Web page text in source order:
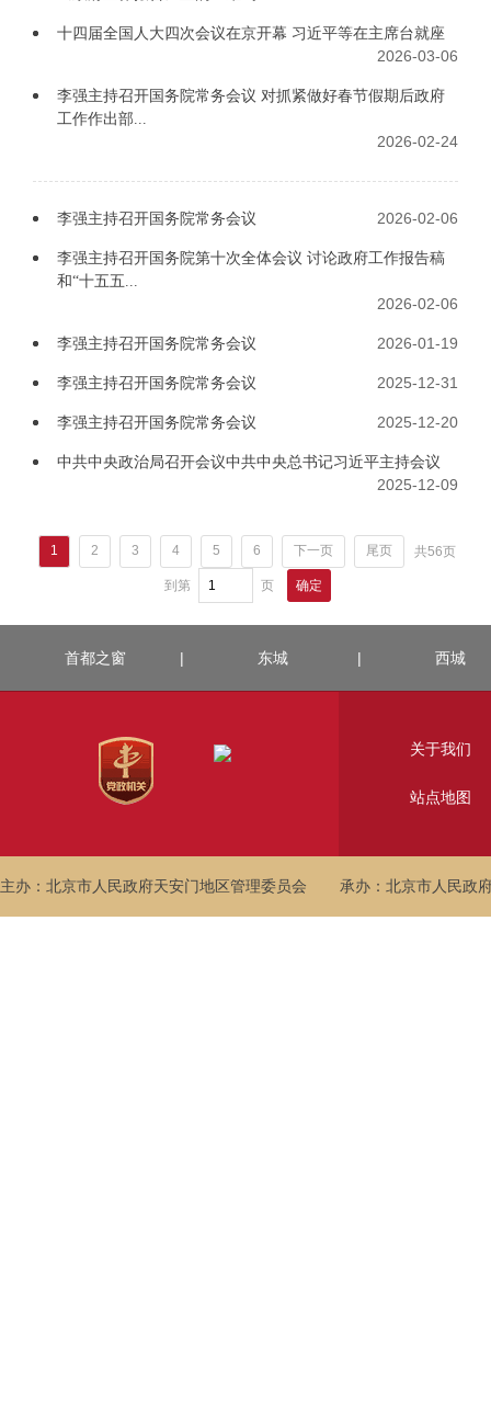
十四届全国人大四次会议在京开幕 习近平等在主席台就座
2026-03-06
李强主持召开国务院常务会议 对抓紧做好春节假期后政府
工作作出部...
2026-02-24
李强主持召开国务院常务会议 2026-02-06
李强主持召开国务院第十次全体会议 讨论政府工作报告稿
和“十五五...
2026-02-06
李强主持召开国务院常务会议 2026-01-19
李强主持召开国务院常务会议 2025-12-31
李强主持召开国务院常务会议 2025-12-20
中共中央政治局召开会议中共中央总书记习近平主持会议
2025-12-09
1 2 3 4 5 6 下一页 尾页 共56页
到第 页 确定
首都之窗 | 东城 | 西城
关于我们
站点地图
主办：北京市人民政府天安门地区管理委员会 承办：北京市人民政